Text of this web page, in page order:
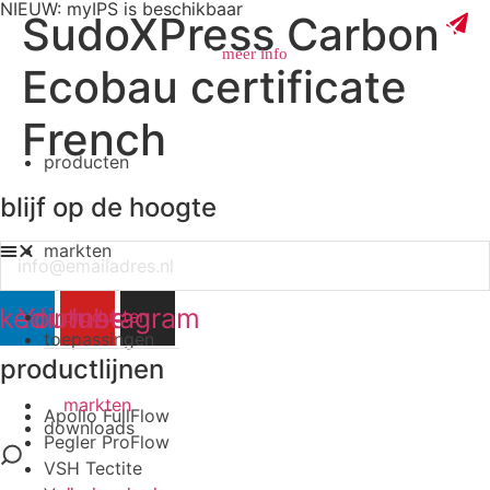
NIEUW: myIPS is beschikbaar
meer info
producten
markten
toepassingen
downloads
producten
markten
SudoXPress Carbon
Ecobau certificate
French
blijf op de hoogte
Email
YoutubeInstagram
productlijnen
Apollo FullFlow
Pegler ProFlow
VSH Tectite